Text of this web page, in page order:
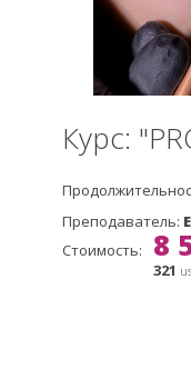
Курс:
Преподаватель:
Стоимость:
8
321